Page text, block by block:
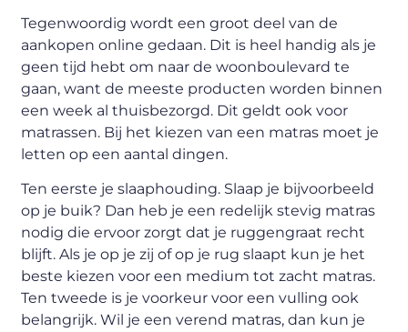
Tegenwoordig wordt een groot deel van de
aankopen online gedaan. Dit is heel handig als je
geen tijd hebt om naar de woonboulevard te
gaan, want de meeste producten worden binnen
een week al thuisbezorgd. Dit geldt ook voor
matrassen. Bij het kiezen van een matras moet je
letten op een aantal dingen.
Ten eerste je slaaphouding. Slaap je bijvoorbeeld
op je buik? Dan heb je een redelijk stevig matras
nodig die ervoor zorgt dat je ruggengraat recht
blijft. Als je op je zij of op je rug slaapt kun je het
beste kiezen voor een medium tot zacht matras.
Ten tweede is je voorkeur voor een vulling ook
belangrijk. Wil je een verend matras, dan kun je